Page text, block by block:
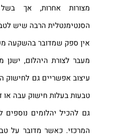
מצורות אחרות, אך
הסנטימנטלית הרבה שיש
אין ספק שמדובר בהשקעה
מעבר לצורת היהלום, ישנן
עיצוב אפשריים גם לחישוק
טבעות בעלות חישוק עבה או
גם להכיל יהלומים נוספים
המרכזי. כאשר מדובר על